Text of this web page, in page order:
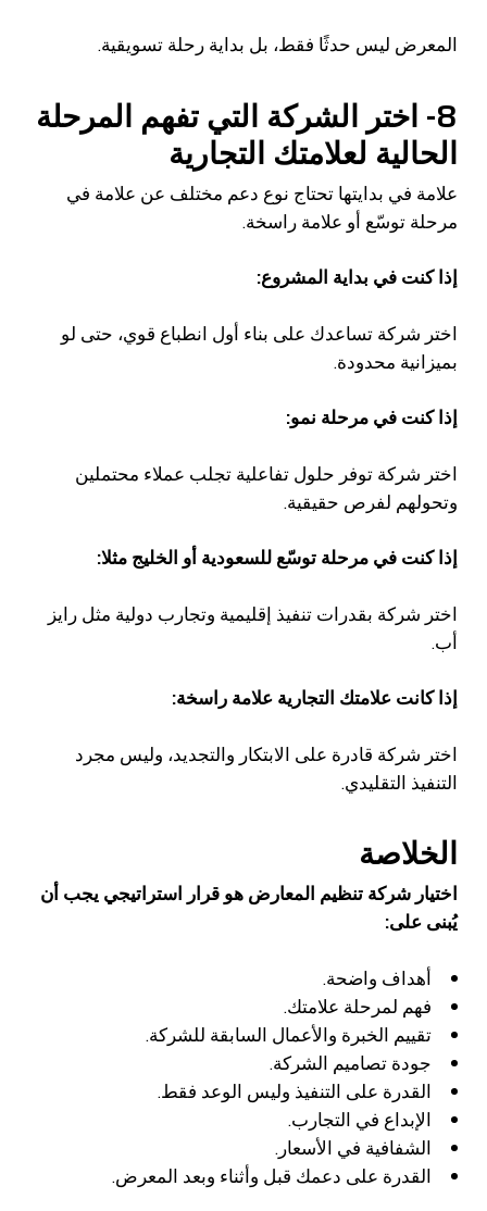
المعرض ليس حدثًا فقط، بل بداية رحلة تسويقية.
8- اختر الشركة التي تفهم المرحلة
الحالية لعلامتك التجارية
علامة في بدايتها تحتاج نوع دعم مختلف عن علامة في
مرحلة توسّع أو علامة راسخة.
إذا كنت في بداية المشروع:
اختر شركة تساعدك على بناء أول انطباع قوي، حتى لو
بميزانية محدودة.
إذا كنت في مرحلة نمو:
اختر شركة توفر حلول تفاعلية تجلب عملاء محتملين
وتحولهم لفرص حقيقية.
إذا كنت في مرحلة توسّع للسعودية أو الخليج مثلا:
اختر شركة بقدرات تنفيذ إقليمية وتجارب دولية مثل رايز
أب.
إذا كانت علامتك التجارية علامة راسخة:
اختر شركة قادرة على الابتكار والتجديد، وليس مجرد
التنفيذ التقليدي.
الخلاصة
اختيار شركة تنظيم المعارض هو قرار استراتيجي يجب أن
يُبنى على:
أهداف واضحة.
فهم لمرحلة علامتك.
تقييم الخبرة والأعمال السابقة للشركة.
جودة تصاميم الشركة.
القدرة على التنفيذ وليس الوعد فقط.
الإبداع في التجارب.
الشفافية في الأسعار.
القدرة على دعمك قبل وأثناء وبعد المعرض.